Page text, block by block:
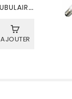
A
MPOULE TUBULAIRE SODIUM SHP 150W E40
AJOUTER